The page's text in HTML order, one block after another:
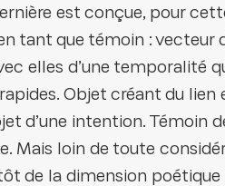
est conçue, pour
tant que témoin : vecteur
elles d’une temporalité
Objet créant du lien
d’une intention. Témoin
Mais loin de toute
de la dimension poétique